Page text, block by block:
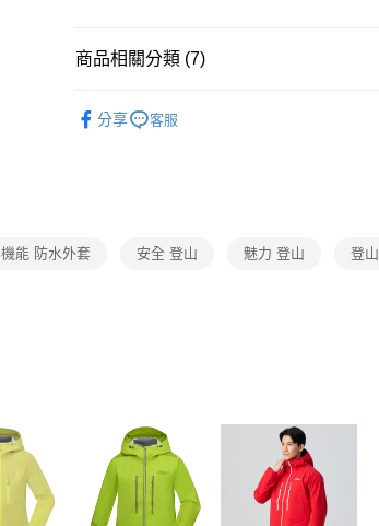
用戶於交易時，得透過本服務購買商品或服務，並
商品相關分類 (7)
活動商品 春夏機能服飾優惠5折起
分享 客服
機能 防水外套 安全 登山 魅力 登山 登